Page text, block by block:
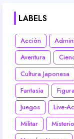
LABELS
Acción
Aventura
Cultura Japonesa
Fantasía
Juegos
Live-
Militar
Misterio